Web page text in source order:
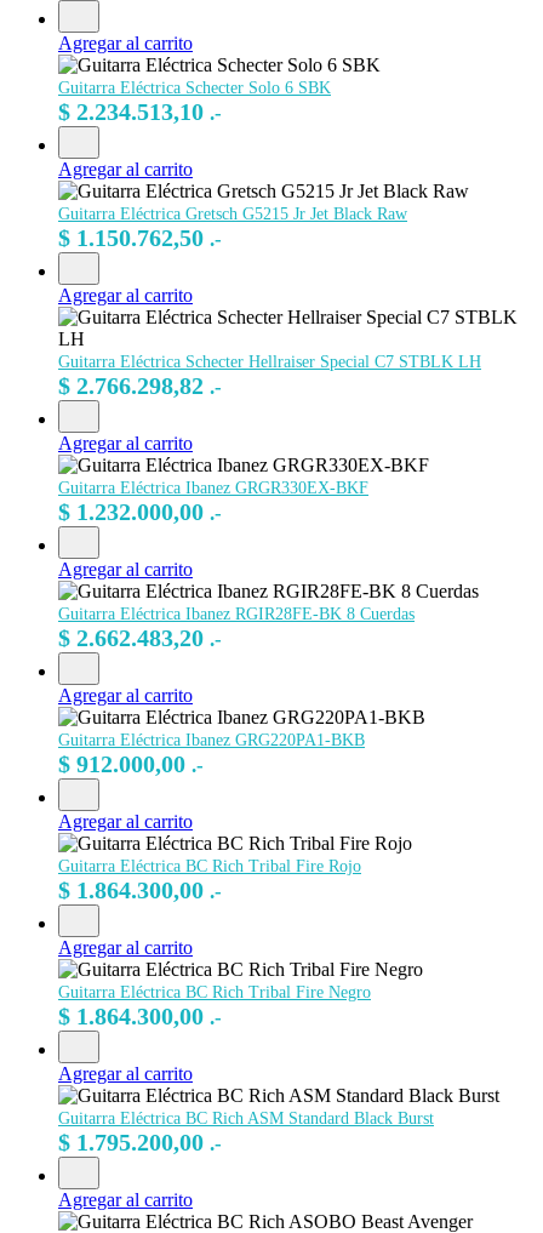
Agregar al carrito
Guitarra Eléctrica Schecter Solo 6 SBK
$ 2.234.513,10 .-
Agregar al carrito
Guitarra Eléctrica Gretsch G5215 Jr Jet Black Raw
$ 1.150.762,50 .-
Agregar al carrito
Guitarra Eléctrica Schecter Hellraiser Special C7 STBLK LH
$ 2.766.298,82 .-
Agregar al carrito
Guitarra Eléctrica Ibanez GRGR330EX-BKF
$ 1.232.000,00 .-
Agregar al carrito
Guitarra Eléctrica Ibanez RGIR28FE-BK 8 Cuerdas
$ 2.662.483,20 .-
Agregar al carrito
Guitarra Eléctrica Ibanez GRG220PA1-BKB
$ 912.000,00 .-
Agregar al carrito
Guitarra Eléctrica BC Rich Tribal Fire Rojo
$ 1.864.300,00 .-
Agregar al carrito
Guitarra Eléctrica BC Rich Tribal Fire Negro
$ 1.864.300,00 .-
Agregar al carrito
Guitarra Eléctrica BC Rich ASM Standard Black Burst
$ 1.795.200,00 .-
Agregar al carrito